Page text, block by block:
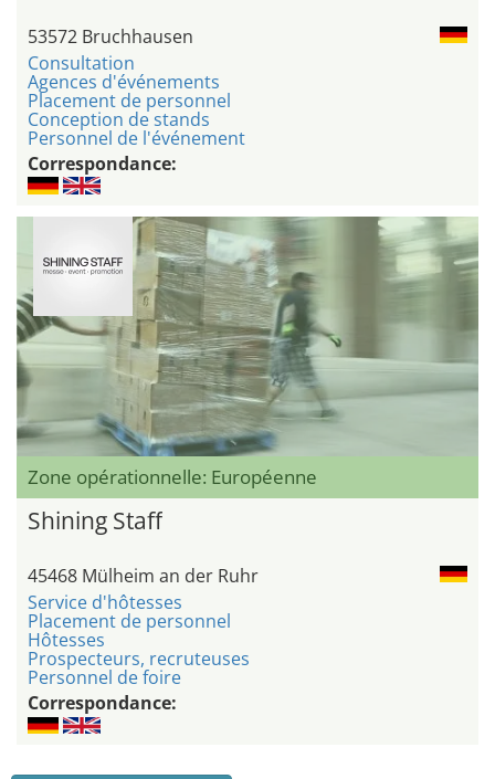
53572 Bruchhausen
Consultation
Agences d'événements
Placement de personnel
Conception de stands
Personnel de l'événement
Correspondance:
Zone opérationnelle: Européenne
Shining Staff
45468 Mülheim an der Ruhr
Service d'hôtesses
Placement de personnel
Hôtesses
Prospecteurs, recruteuses
Personnel de foire
Correspondance: